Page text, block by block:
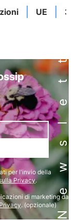
UE Newsletter
per l'invio della
Privacy.
di marketing da
. (opzionale)